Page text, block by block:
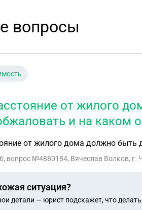
вопросы
от жилого
и на каком
от жилого дома должно быть
, вопрос №4880184, Вячеслав Волков, г.
ситуация?
детали — юрист подскажет, что